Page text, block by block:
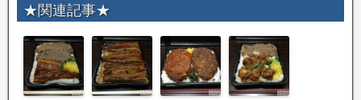
★関連記事★